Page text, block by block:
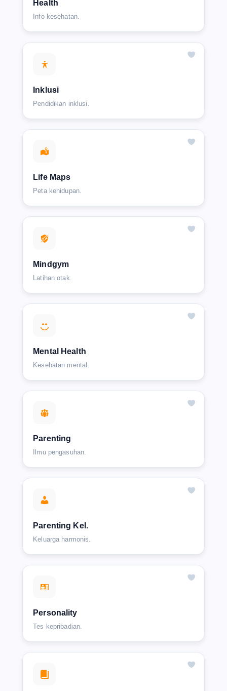
Health
Info kesehatan.
Inklusi
Pendidikan inklusi.
Life Maps
Peta kehidupan.
Mindgym
Latihan otak.
Mental Health
Kesehatan mental.
Parenting
Ilmu pengasuhan.
Parenting Kel.
Keluarga harmonis.
Personality
Tes kepribadian.